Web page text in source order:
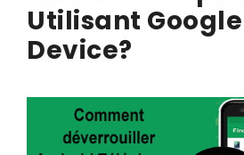
Utilisant
Device?